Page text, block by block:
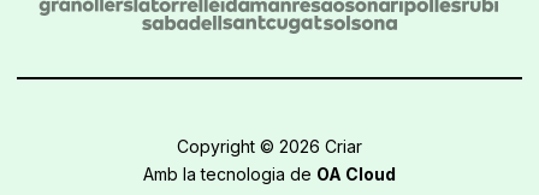
Copyright © 2026 Criar
Amb la tecnologia de OA Cloud